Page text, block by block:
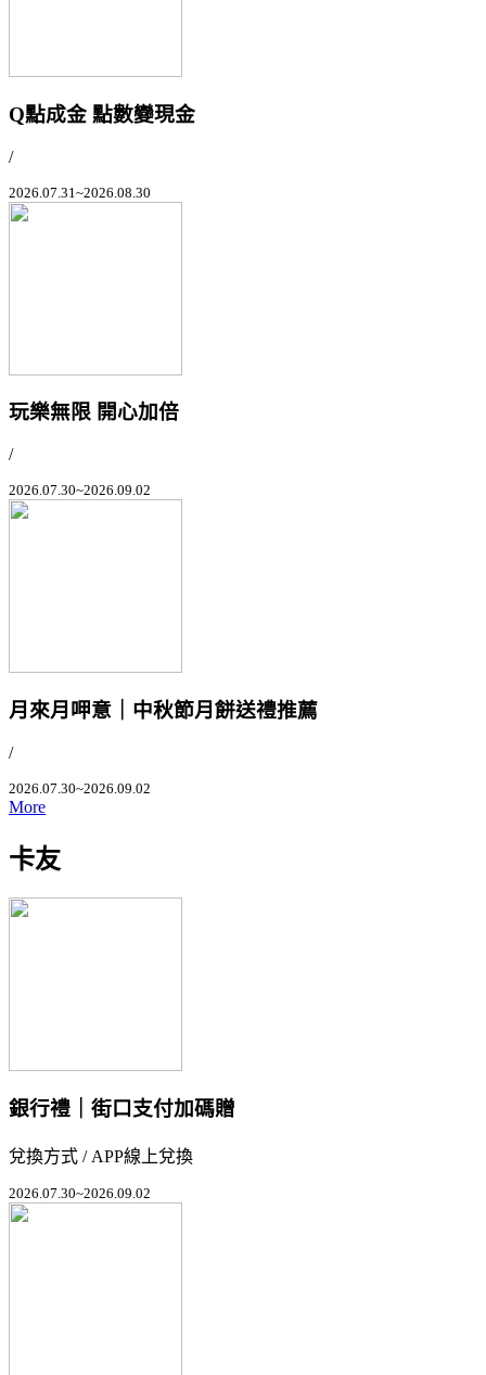
Q點成金 點數變現金
/
2026.07.31~2026.08.30
玩樂無限 開心加倍
/
2026.07.30~2026.09.02
月來月呷意｜中秋節月餅送禮推薦
/
2026.07.30~2026.09.02
More
卡友
銀行禮｜街口支付加碼贈
兌換方式 / APP線上兌換
2026.07.30~2026.09.02